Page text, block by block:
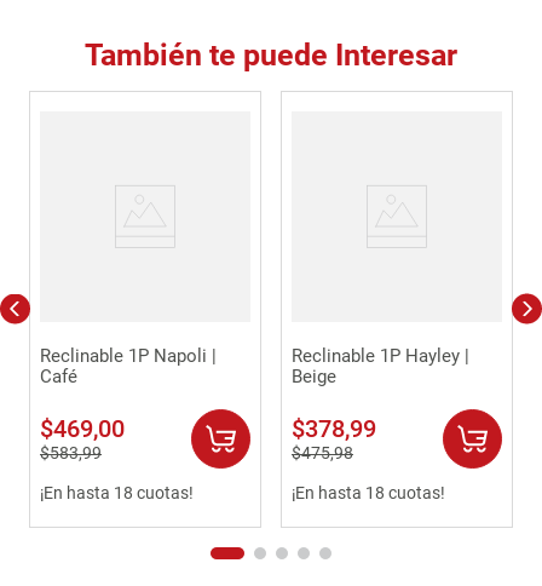
También te puede Interesar
Reclinable 1P Napoli |
Café
$469,00
$583,99
¡En hasta 18 cuotas!
Reclinable 1P Hayley |
Beige
$378,99
$475,98
¡En hasta 18 cuotas!